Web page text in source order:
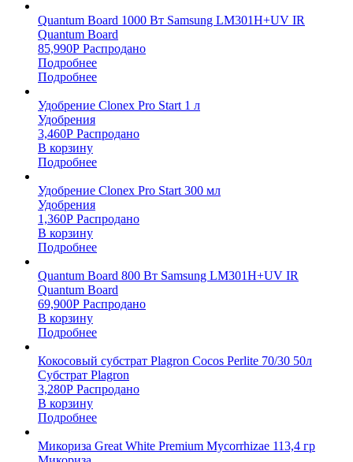
Quantum Board 1000 Вт Samsung LM301H+UV IR
Quantum Board
85,990Р Распродано
Подробнее
Подробнее
Удобрение Clonex Pro Start 1 л
Удобрения
3,460Р Распродано
В корзину
Подробнее
Удобрение Clonex Pro Start 300 мл
Удобрения
1,360Р Распродано
В корзину
Подробнее
Quantum Board 800 Вт Samsung LM301H+UV IR
Quantum Board
69,900Р Распродано
В корзину
Подробнее
Кокосовый субстрат Plagron Cocos Perlite 70/30 50л
Субстрат Plagron
3,280Р Распродано
В корзину
Подробнее
Микориза Great White Premium Mycorrhizae 113,4 гр